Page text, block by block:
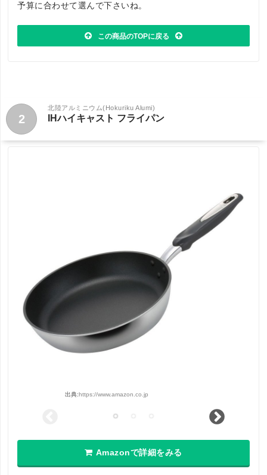
予算に合わせて選んで下さいね。
この商品のTOPに戻る
2
北陸アルミニウム(Hokuriku Alumi)
IHハイキャスト フライパン
出典:https://www.amazon.co.jp
Amazonで詳細をみる